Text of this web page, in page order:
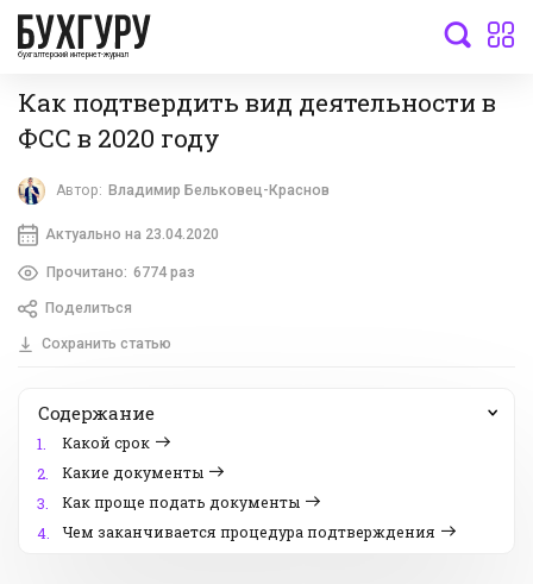
бухгалтерский интернет-журнал
Как подтвердить вид деятельности в
ФСС в 2020 году
Автор: Владимир Бельковец-Краснов
Актуально на 23.04.2020
Прочитано: 6774 раз
Поделиться
Сохранить статью
Содержание
1.
Какой срок
2.
Какие документы
3.
Как проще подать документы
4.
Чем заканчивается процедура подтверждения